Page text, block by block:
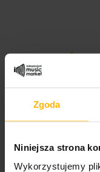
Zgoda
Niniejsza strona
Wykorzystujemy
SZCZEGÓŁY
Nazwa zespołu
Krzysztof
Nazwa albumu: